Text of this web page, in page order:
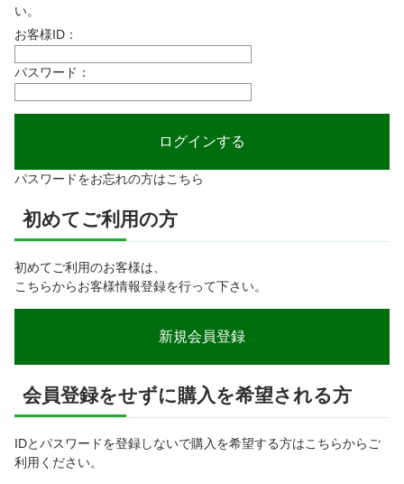
い。
お客様ID：
パスワード：
パスワードをお忘れの方はこちら
初めてご利用の方
初めてご利用のお客様は、
こちらからお客様情報登録を行って下さい。
会員登録をせずに購入を希望される方
IDとパスワードを登録しないで購入を希望する方はこちらからご
利用ください。